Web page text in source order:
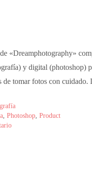
«Dreamphotography»
y digital (photoshop)
de tomar fotos con
, Photoshop, Product